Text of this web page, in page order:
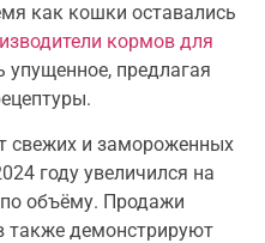
как кошки оставались
кормов для
упущенное, предлагая
свежих и замороженных
году увеличился на
по объёму. Продажи
также демонстрируют